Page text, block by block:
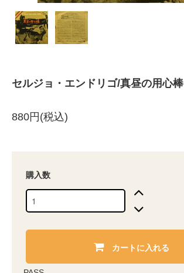
セルジョ・エンドリゴ/真昼の用心棒
880円(税込)
購入数
カートに入れる